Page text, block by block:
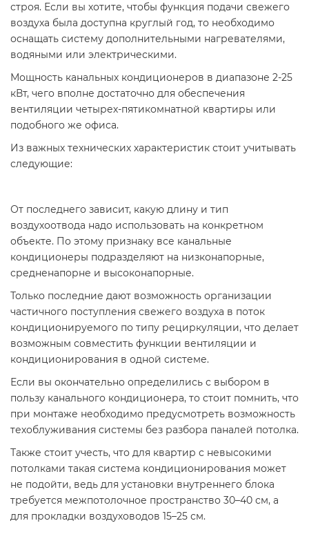
строя. Если вы хотите, чтобы функция подачи свежего
воздуха была доступна круглый год, то необходимо
оснащать систему дополнительными нагревателями,
водяными или электрическими.
Мощность канальных кондиционеров в диапазоне 2-25
кВт, чего вполне достаточно для обеспечения
вентиляции четырех-пятикомнатной квартиры или
подобного же офиса.
Из важных технических характеристик стоит учитывать
следующие:
От последнего зависит, какую длину и тип
воздухоотвода надо использовать на конкретном
объекте. По этому признаку все канальные
кондиционеры подразделяют на низконапорные,
средненапорне и высоконапорные.
Только последние дают возможность организации
частичного поступления свежего воздуха в поток
кондиционируемого по типу рециркуляции, что делает
возможным совместить функции вентиляции и
кондиционирования в одной системе.
Если вы окончательно определились с выбором в
пользу канального кондиционера, то стоит помнить, что
при монтаже необходимо предусмотреть возможность
техоблуживания системы без разбора паналей потолка.
Также стоит учесть, что для квартир с невысокими
потолками такая система кондиционирования может
не подойти, ведь для установки внутреннего блока
требуется межпотолочное пространство 30–40 см, а
для прокладки воздуховодов 15–25 см.